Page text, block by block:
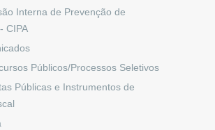
Interna de Prevenção de
CIPA
Públicos/Processos Seletivos
Públicas e Instrumentos de